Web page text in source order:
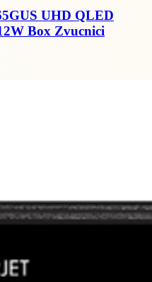
UHD QLED
Box Zvucnici